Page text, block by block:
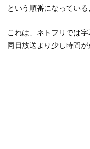
という順番になっている
これは、ネトフリでは
同日放送より少し時間が